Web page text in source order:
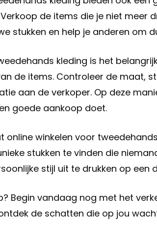
de items die je niet meer
stukken en help je anderen om
kleding is het
de items. Controleer de maat,
aan de verkoper. Op deze
goede aankoop doet.
online winkelen voor
stukken te vinden die
stijl uit te drukken op een
Begin vandaag nog met het
de schatten die op jou